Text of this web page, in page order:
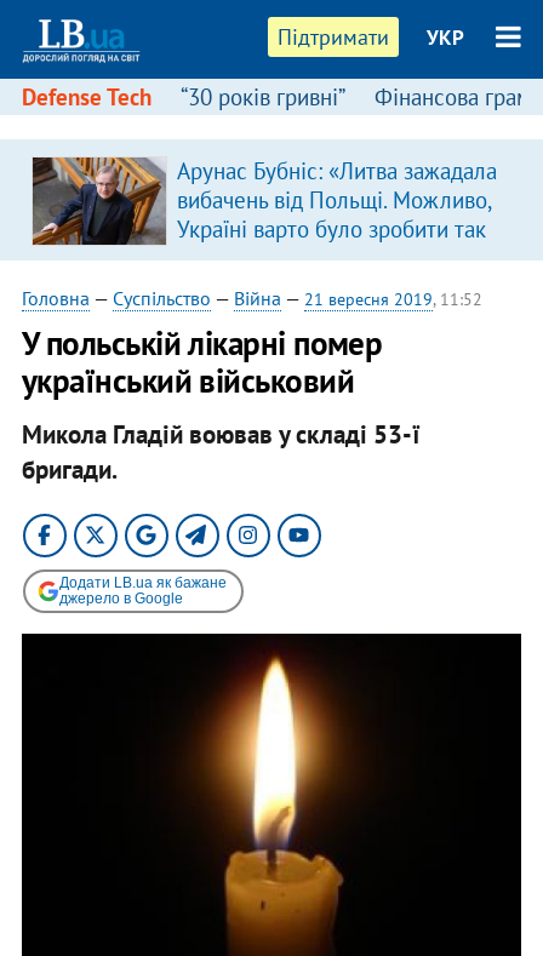
Підтримати УКР
Defense Tech “30 років гривні” Фінансова
Арунас Бубніс: «Литва зажадала
вибачень від Польщі. Можливо,
Україні варто було зробити так
само»
Головна — Суспільство — Війна — 21 вересня 2019, 11:52
У польській лікарні помер
український військовий
Микола Гладій воював у складі 53-ї
бригади.
Додати LB.ua як бажане
джерело в Google